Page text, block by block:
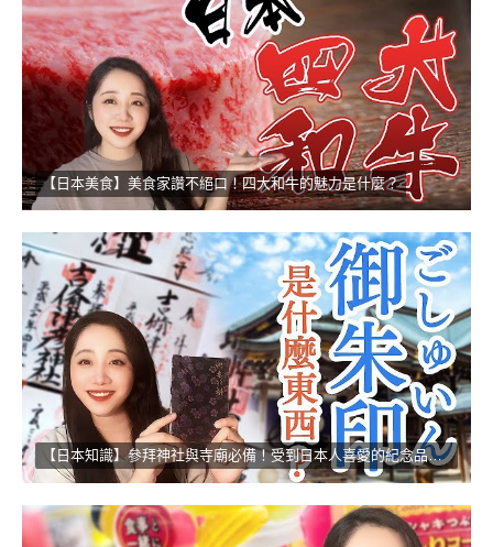
【日本美食】美食家讚不絕口！四大和牛的魅力是什麼？
【日本知識】參拜神社與寺廟必備！受到日本人喜愛的紀念品！！